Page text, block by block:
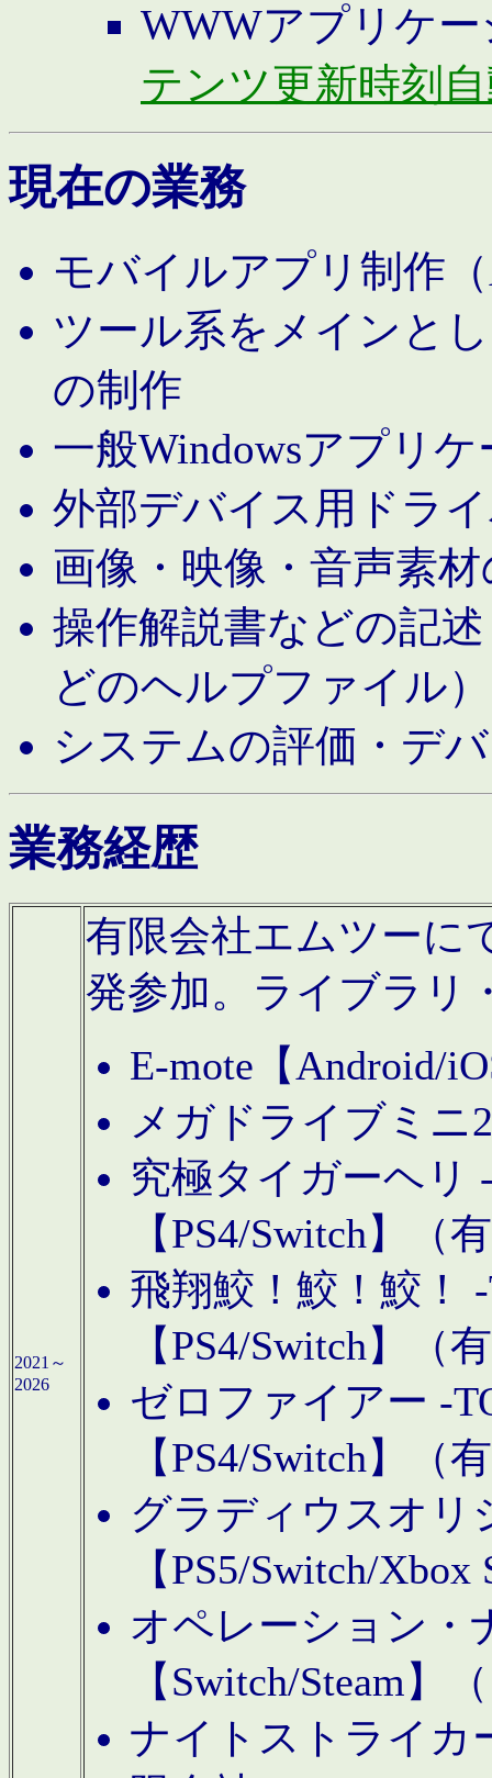
WWWアプリケ
テンツ更新時刻
現在の業務
モバイルアプリ制作
ツール系をメインと
の制作
一般Windowsアプリ
外部デバイス用ドラ
画像・映像・音声素
操作解説書などの記
どのヘルプファイル）
システムの評価・デ
業務経歴
2021～
2026
有限会社エムツーに
発参加。ライブラリ
E-mote【Android/
メガドライブミニ
究極タイガーヘリ
【PS4/Switch】（
飛翔鮫！鮫！鮫！
【PS4/Switch】（
ゼロファイアー -
【PS4/Switch】（
グラディウスオリ
【PS5/Switch/
オペレーション・
【Switch/Steam】
ナイトストライカ